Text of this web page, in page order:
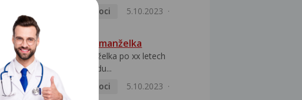
Pohlavní nemoci
5.10.2023
HPV pozitivní manželka
Dobrý den, manželka po xx letech
přivezla z Východu...
Pohlavní nemoci
5.10.2023